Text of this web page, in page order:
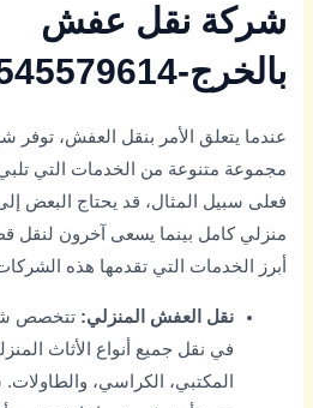
شركة نقل عفش
بالخرج-0545579614
عندما يتعلق الأمر بنقل العفش، توفر
مجموعة متنوعة من الخدمات التي
فعلى سبيل المثال، قد يحتاج
منزلي كامل بينما يسعى آخرون لنقل
أبرز الخدمات التي تقدمها هذه
نقل العفش المنزلي: تتخصص
في نقل جميع أنواع الأثاث
المكتبي، الكراسي،